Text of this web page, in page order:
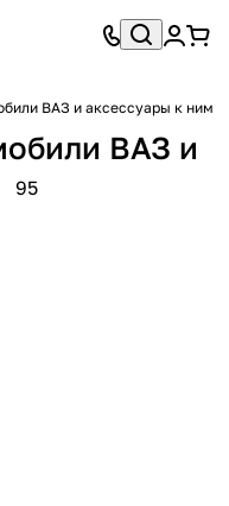
ВАЗ и аксессуары к ним
ВАЗ и
95